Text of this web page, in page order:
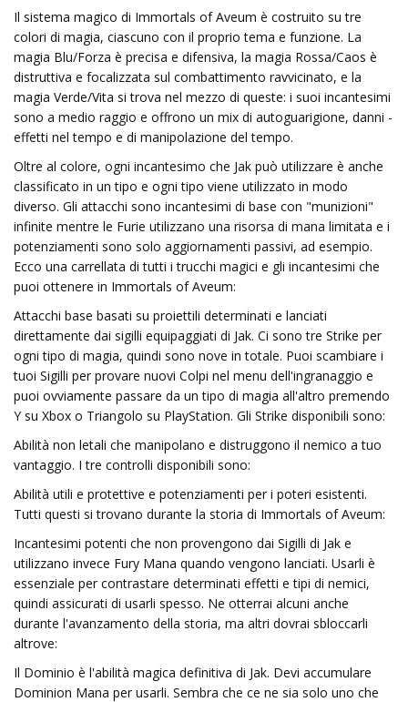
Il sistema magico di Immortals of Aveum è costruito su tre
colori di magia, ciascuno con il proprio tema e funzione. La
magia Blu/Forza è precisa e difensiva, la magia Rossa/Caos è
distruttiva e focalizzata sul combattimento ravvicinato, e la
magia Verde/Vita si trova nel mezzo di queste: i suoi incantesimi
sono a medio raggio e offrono un mix di autoguarigione, danni -
effetti nel tempo e di manipolazione del tempo.
Oltre al colore, ogni incantesimo che Jak può utilizzare è anche
classificato in un tipo e ogni tipo viene utilizzato in modo
diverso. Gli attacchi sono incantesimi di base con "munizioni"
infinite mentre le Furie utilizzano una risorsa di mana limitata e i
potenziamenti sono solo aggiornamenti passivi, ad esempio.
Ecco una carrellata di tutti i trucchi magici e gli incantesimi che
puoi ottenere in Immortals of Aveum:
Attacchi base basati su proiettili determinati e lanciati
direttamente dai sigilli equipaggiati di Jak. Ci sono tre Strike per
ogni tipo di magia, quindi sono nove in totale. Puoi scambiare i
tuoi Sigilli per provare nuovi Colpi nel menu dell'ingranaggio e
puoi ovviamente passare da un tipo di magia all'altro premendo
Y su Xbox o Triangolo su PlayStation. Gli Strike disponibili sono:
Abilità non letali che manipolano e distruggono il nemico a tuo
vantaggio. I tre controlli disponibili sono:
Abilità utili e protettive e potenziamenti per i poteri esistenti.
Tutti questi si trovano durante la storia di Immortals of Aveum:
Incantesimi potenti che non provengono dai Sigilli di Jak e
utilizzano invece Fury Mana quando vengono lanciati. Usarli è
essenziale per contrastare determinati effetti e tipi di nemici,
quindi assicurati di usarli spesso. Ne otterrai alcuni anche
durante l'avanzamento della storia, ma altri dovrai sbloccarli
altrove:
Il Dominio è l'abilità magica definitiva di Jak. Devi accumulare
Dominion Mana per usarli. Sembra che ce ne sia solo uno che